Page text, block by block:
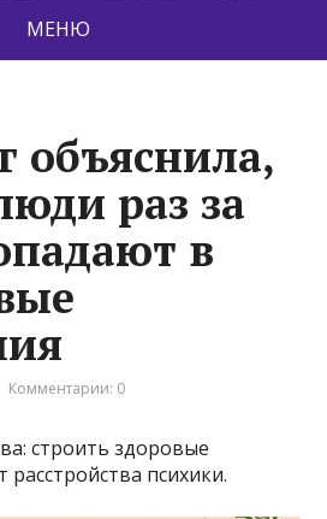
МЕНЮ
объяснила,
раз за
в
Комментарии: 0
строить здоровые
психики.